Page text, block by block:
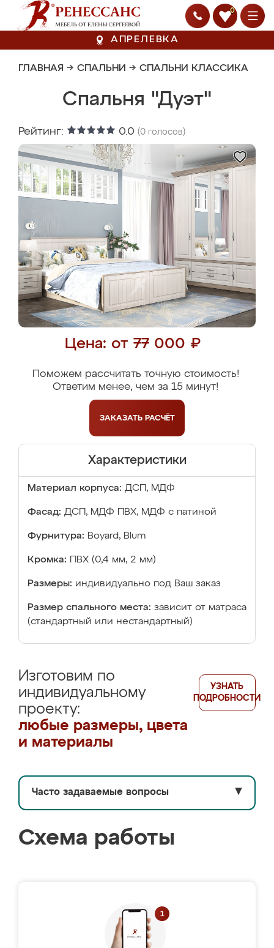
0
АПРЕЛЕВКА
ГЛАВНАЯ → СПАЛЬНИ → СПАЛЬНИ КЛАССИКА
Спальня "Дуэт"
Рейтинг: 0.0 (0 голосов)
Цена: от 77 000 ₽
Поможем рассчитать точную стоимость!
Ответим менее, чем за 15 минут!
ЗАКАЗАТЬ РАСЧЁТ
Характеристики
Материал корпуса: ДСП, МДФ
Фасад: ДСП, МДФ ПВХ, МДФ с патиной
Фурнитура: Boyard, Blum
Кромка: ПВХ (0,4 мм, 2 мм)
Размеры: индивидуально под Ваш заказ
Размер спального места: зависит от матраса
(стандартный или нестандартный)
Изготовим по
индивидуальному
проекту:
любые размеры, цвета
и материалы
УЗНАТЬ
ПОДРОБНОСТИ
Часто задаваемые вопросы ▼
Схема работы